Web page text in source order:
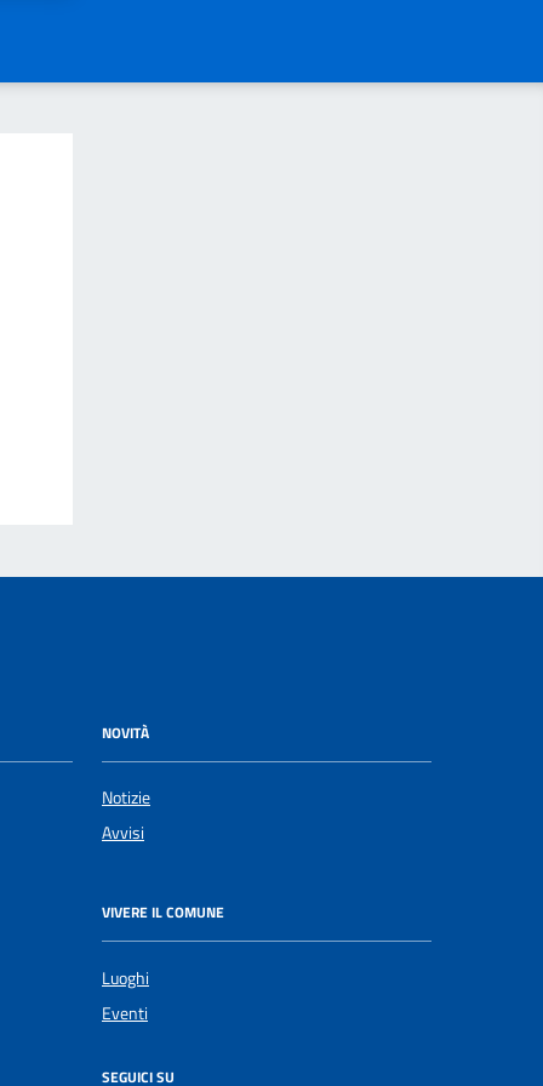
NOVITÀ
Notizie
Avvisi
VIVERE IL COMUNE
Luoghi
Eventi
SEGUICI SU